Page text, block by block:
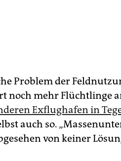
Problem der
noch mehr Flüchtlinge
Exflughafen in
auch so.
von keiner